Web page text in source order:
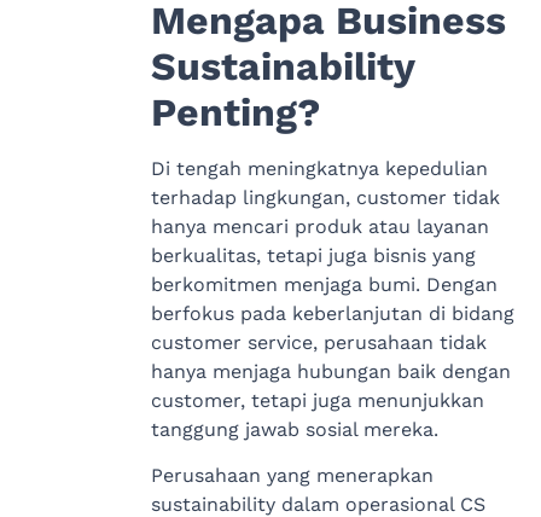
Mengapa Business
Sustainability
Penting?
Di tengah meningkatnya kepedulian
terhadap lingkungan, customer tidak
hanya mencari produk atau layanan
berkualitas, tetapi juga bisnis yang
berkomitmen menjaga bumi. Dengan
berfokus pada keberlanjutan di bidang
customer service, perusahaan tidak
hanya menjaga hubungan baik dengan
customer, tetapi juga menunjukkan
tanggung jawab sosial mereka.
Perusahaan yang menerapkan
sustainability dalam operasional CS